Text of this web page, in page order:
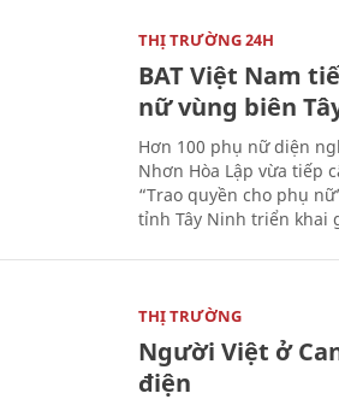
THỊ TRƯỜNG 24H
BAT Việt Nam
nữ vùng biên
Hơn 100 phụ nữ diện
Nhơn Hòa Lập vừa tiếp
“Trao quyền cho phụ
tỉnh Tây Ninh triển khai
THỊ TRƯỜNG
Người Việt ở
điện